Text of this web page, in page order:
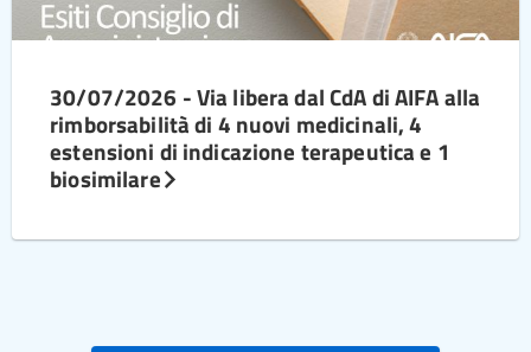
30/07/2026 - Via libera dal CdA di AIFA alla
rimborsabilità di 4 nuovi medicinali, 4
estensioni di indicazione terapeutica e 1
biosimilare